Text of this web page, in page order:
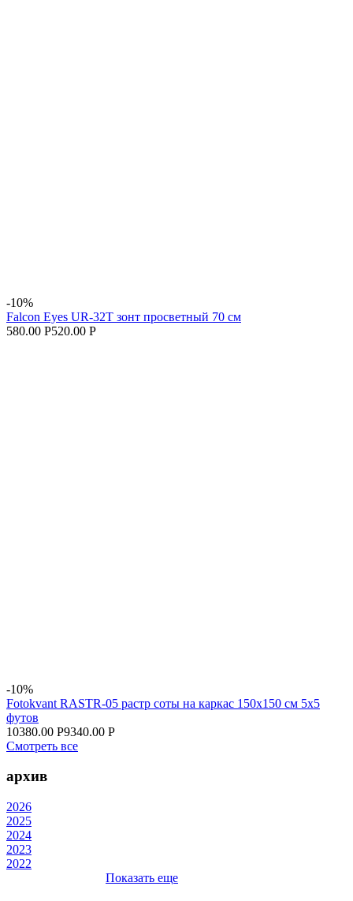
-10%
Falcon Eyes UR-32T зонт просветный 70 см
580.00 Р520.00 Р
-10%
Fotokvant RASTR-05 растр соты на каркас 150х150 см 5х5
футов
10380.00 Р9340.00 Р
Смотреть все
архив
2026
2025
2024
2023
2022
Показать еще